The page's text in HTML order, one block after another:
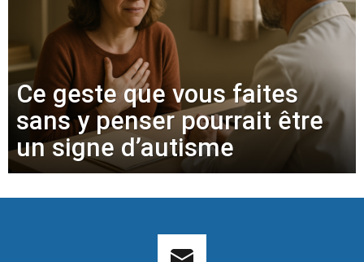
Ce geste que vous faites
sans y penser pourrait être
un signe d’autisme